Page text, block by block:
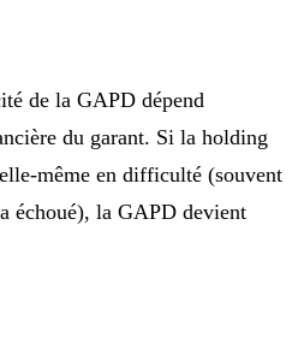
de la GAPD dépend
du garant. Si la holding
même en difficulté (souvent
échoué), la GAPD devient